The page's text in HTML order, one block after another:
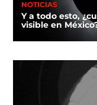
NOTICIAS
Y a todo esto,
visible en